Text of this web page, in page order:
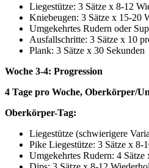
Liegestütze: 3 Sätze x 8-12
Kniebeugen: 3 Sätze x 15-20
Umgekehrtes Rudern oder
Ausfallschritte: 3 Sätze x 10
Plank: 3 Sätze x 30 Sekunden
Woche 3-4: Progression
4 Tage pro Woche, Oberkörper/
Oberkörper-Tag:
Liegestütze (schwierigere
Pike Liegestütze: 3 Sätze x 8-
Umgekehrtes Rudern: 4